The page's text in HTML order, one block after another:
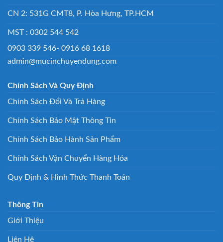
CN 2: 531G CMT8, P. Hòa Hưng, TP.HCM
MST : 0302 544 542
0903 339 546- 0916 68 1618
admin@mucinchuyendung.com
Chính Sách Và Quy Định
Chính Sách Đổi Và Trả Hàng
Chính Sách Bảo Mật Thông Tin
Chính Sách Bảo Hành Sản Phẩm
Chính Sách Vận Chuyển Hàng Hóa
Quy Định & Hình Thức Thanh Toán
Thông Tin
Giới Thiệu
Liên Hệ